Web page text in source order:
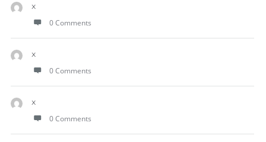
x
0 Comments
x
0 Comments
x
0 Comments